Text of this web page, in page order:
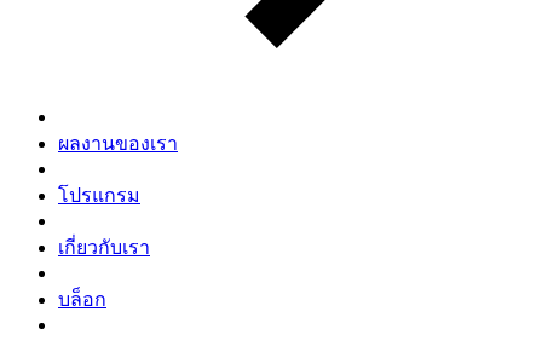
ผลงานของเรา
โปรแกรม
เกี่ยวกับเรา
บล็อก